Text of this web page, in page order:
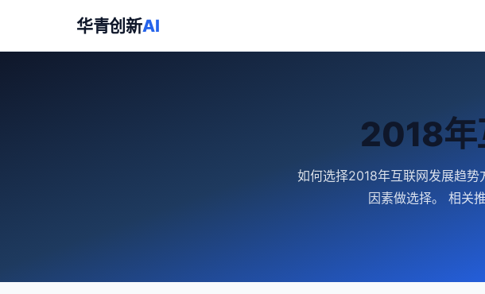
华青创新AI
2018年
如何选择2018年互联网发展趋
因素做选择。 相关